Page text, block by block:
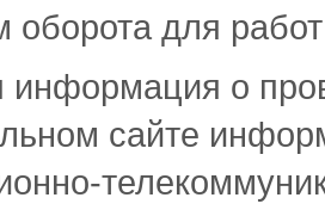
оборота для
информация о
сайте